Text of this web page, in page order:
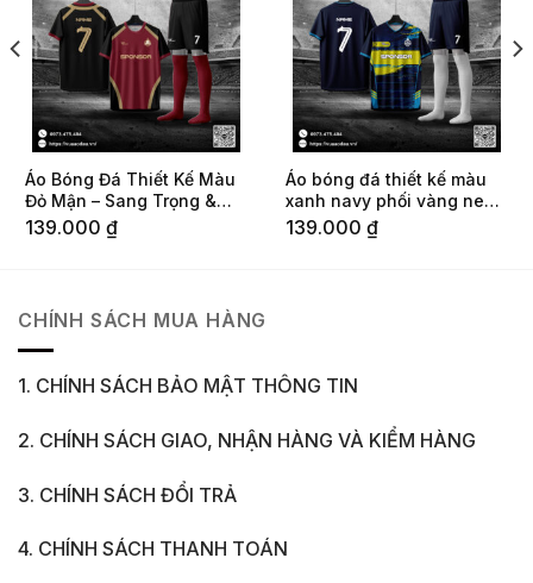
Áo Bóng Đá Thiết Kế Màu
Đỏ Mận – Sang Trọng &
Thể Thao
139.000 ₫
Áo bóng đá thiết kế màu
xanh navy phối vàng neon
mạnh mẽ
139.000 ₫
CHÍNH SÁCH MUA HÀNG
1. CHÍNH SÁCH BẢO MẬT THÔNG TIN
2. CHÍNH SÁCH GIAO, NHẬN HÀNG VÀ KIỂM HÀNG
3. CHÍNH SÁCH ĐỔI TRẢ
4. CHÍNH SÁCH THANH TOÁN